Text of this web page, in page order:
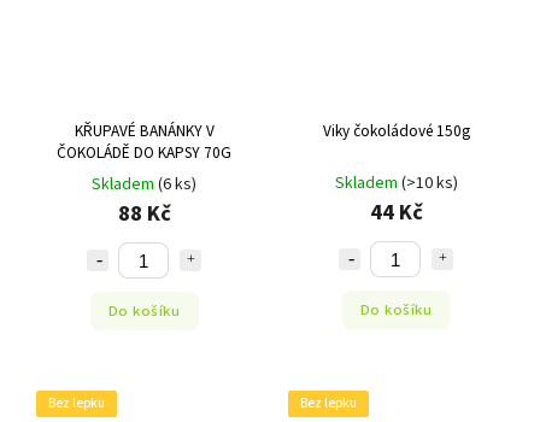
KŘUPAVÉ BANÁNKY V
ČOKOLÁDĚ DO KAPSY 70G
Skladem (6 ks)
88 Kč
Do košíku
Viky čokoládové 150g
Skladem (>10 ks)
44 Kč
Do košíku
Bez lepku Bez lepku